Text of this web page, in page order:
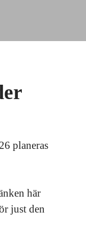
planeras
här
just den